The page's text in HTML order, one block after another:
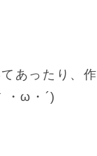
あったり、作
・ω・´)